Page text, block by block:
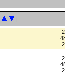
|